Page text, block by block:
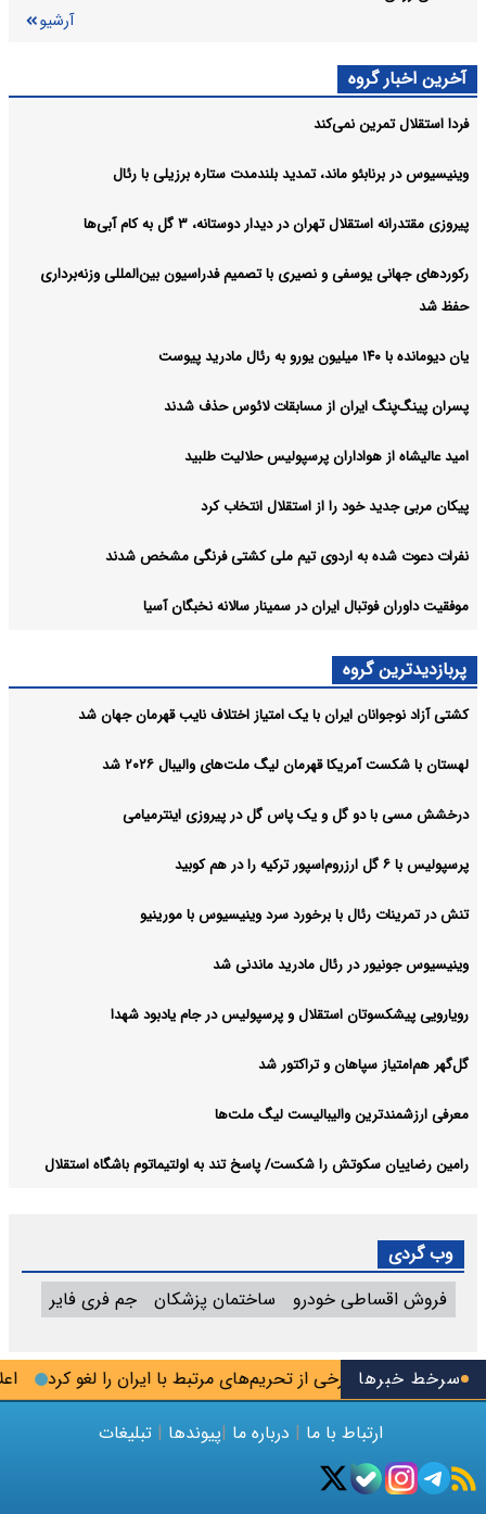
سرخط خبرها
آمریکا برخی از تحریم‌های مرتبط با ایران را لغو کرد
آرشیو
آخرین اخبار گروه
فردا استقلال تمرین نمی‌کند
وینیسیوس در برنابئو ماند، تمدید بلندمدت ستاره برزیلی با رئال
پیروزی مقتدرانه استقلال تهران در دیدار دوستانه، ۳ گل به کام آبی‌ها
رکوردهای جهانی یوسفی و نصیری با تصمیم فدراسیون بین‌المللی وزنه‌برداری
حفظ شد
یان دیومانده با ۱۴۰ میلیون یورو به رئال مادرید پیوست
پسران پینگ‌پنگ ایران از مسابقات لائوس حذف شدند
امید عالیشاه از هواداران پرسپولیس حلالیت طلبید
پیکان مربی جدید خود را از استقلال انتخاب کرد
نفرات دعوت شده به اردوی تیم ملی کشتی فرنگی مشخص شدند
موفقیت داوران فوتبال ایران در سمینار سالانه نخبگان آسیا
پربازدیدترین گروه
کشتی آزاد نوجوانان ایران با یک امتیاز اختلاف نایب قهرمان جهان شد
لهستان با شکست آمریکا قهرمان لیگ ملت‌های والیبال ۲۰۲۶ شد
درخشش مسی با دو گل و یک پاس گل در پیروزی اینترمیامی
پرسپولیس با ۶ گل ارزروم‌اسپور ترکیه را در هم کوبید
تنش در تمرینات رئال با برخورد سرد وینیسیوس با مورینیو
وینیسیوس جونیور در رئال مادرید ماندنی شد
رویارویی پیشکسوتان استقلال و پرسپولیس در جام یادبود شهدا
گل‌گهر هم‌امتیاز سپاهان و تراکتور شد
معرفی ارزشمندترین والیبالیست لیگ ملت‌ها
رامین رضاییان سکوتش را شکست/ پاسخ تند به اولتیماتوم باشگاه استقلال
وب گردی
فروش اقساطی خودرو
ساختمان پزشکان جم فری فایر
ارتباط با ما | درباره ما |پیوندها | تبلیغات